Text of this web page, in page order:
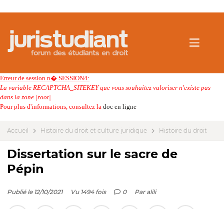
Erreur de session n� SESSION4:
La variable RECAPTCHA_SITEKEY que vous souhaitez valoriser n'existe pas
dans la zone |root|.
Pour plus d'informations, consultez la doc en ligne
Accueil Histoire du droit et culture juridique Histoire du droit
Dissertation sur le sacre de
Pépin
Publié le 12/10/2021 Vu 1494 fois 0 Par alili